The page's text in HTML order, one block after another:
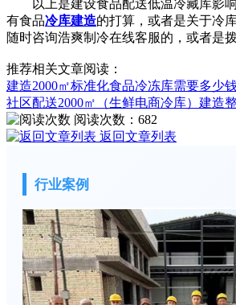
以上是建设食品配送低温冷藏库影响
有食品冷库建造的打算，或者是关于冷
随时咨询浩爽制冷在线客服的，或者是
推荐相关文章阅读：
建造2000㎡标准化食品冷冻库需要多少
社区配送2000㎡（生鲜电商冷库）建造
阅读次数： 682
返回文章列表
行业案例